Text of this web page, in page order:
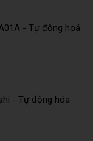
- Tự động hoá
- Tự động hóa